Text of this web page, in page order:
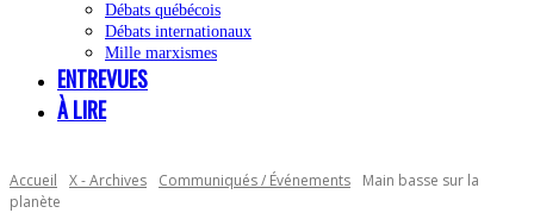
Débats québécois
Débats internationaux
Mille marxismes
ENTREVUES
À LIRE
Accueil X - Archives Communiqués / Événements
Main basse sur la
planète